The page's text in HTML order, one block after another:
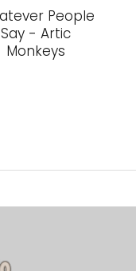
People
Say - Artic
Monkeys